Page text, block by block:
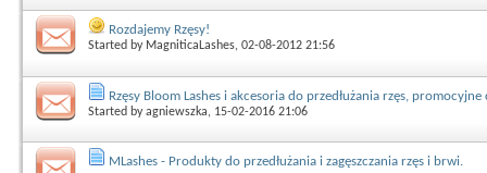
Rozdajemy Rzęsy!
Started by MagniticaLashes, 02-08-2012 21:56
Rzęsy Bloom Lashes i akcesoria do przedłużania rzęs, promocyjne
Started byagniewszka, 15-02-2016 21:06
MLashes - Produkty do przedłużania i zagęszczania rzęs i brwi.